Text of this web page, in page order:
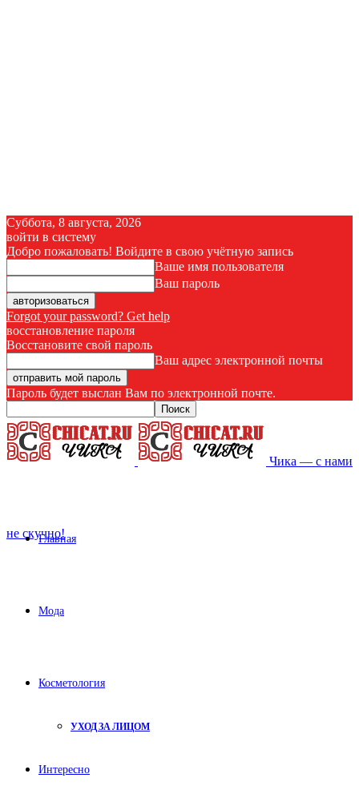
Суббота, 8 августа, 2026
войти в систему
Добро пожаловать! Войдите в свою учётную запись
Ваше имя пользователя
Ваш пароль
Forgot your password? Get help
восстановление пароля
Восстановите свой пароль
Ваш адрес электронной почты
Пароль будет выслан Вам по электронной почте.
Чика — с нами
не скучно!
Главная
Мода
Косметология
УХОД ЗА ЛИЦОМ
Интересно